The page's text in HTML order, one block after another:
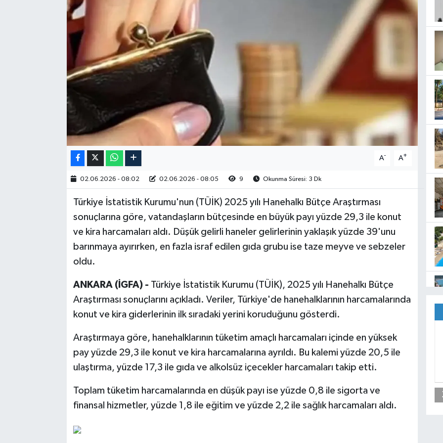
A- A+
02.06.2026 - 08:02 02.06.2026 - 08:05 9 Okunma Süresi: 3 Dk
Türkiye İstatistik Kurumu'nun (TÜİK) 2025 yılı Hanehalkı Bütçe Araştırması
sonuçlarına göre, vatandaşların bütçesinde en büyük payı yüzde 29,3 ile konut
ve kira harcamaları aldı. Düşük gelirli haneler gelirlerinin yaklaşık yüzde 39'unu
barınmaya ayırırken, en fazla israf edilen gıda grubu ise taze meyve ve sebzeler
oldu.
ANKARA (İGFA) - Türkiye İstatistik Kurumu (TÜİK), 2025 yılı Hanehalkı Bütçe
Araştırması sonuçlarını açıkladı. Veriler, Türkiye'de hanehalklarının harcamalarında
konut ve kira giderlerinin ilk sıradaki yerini koruduğunu gösterdi.
Araştırmaya göre, hanehalklarının tüketim amaçlı harcamaları içinde en yüksek
pay yüzde 29,3 ile konut ve kira harcamalarına ayrıldı. Bu kalemi yüzde 20,5 ile
ulaştırma, yüzde 17,3 ile gıda ve alkolsüz içecekler harcamaları takip etti.
Toplam tüketim harcamalarında en düşük payı ise yüzde 0,8 ile sigorta ve
finansal hizmetler, yüzde 1,8 ile eğitim ve yüzde 2,2 ile sağlık harcamaları aldı.
RESMİ İLAN